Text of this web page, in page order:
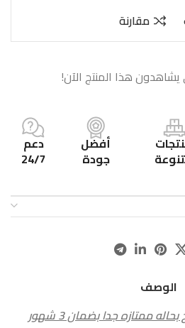
مقارنة
يشاهدون هذا المنتج الآن!
أفضل
جودة
دعم
24/7
الوصف
ممتازه جدا بضمان 3 شهور